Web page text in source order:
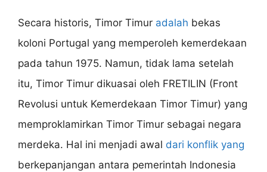
Secara historis, Timor Timur adalah bekas
koloni Portugal yang memperoleh kemerdekaan
pada tahun 1975. Namun, tidak lama setelah
itu, Timor Timur dikuasai oleh FRETILIN (Front
Revolusi untuk Kemerdekaan Timor Timur) yang
memproklamirkan Timor Timur sebagai negara
merdeka. Hal ini menjadi awal dari konflik yang
berkepanjangan antara pemerintah Indonesia